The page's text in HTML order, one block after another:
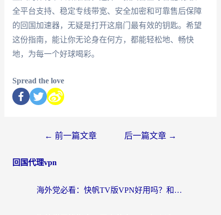
全平台支持、稳定专线带宽、安全加密和可靠售后保障
的回国加速器，无疑是打开这扇门最有效的钥匙。希望
这份指南，能让你无论身在何方，都能轻松地、畅快
地，为每一个好球喝彩。
Spread the love
← 前一篇文章 后一篇文章 →
回国代理vpn
海外党必看：快帆TV版VPN好用吗？和快游VPN对比哪个回国效果更好？附实用避坑指南